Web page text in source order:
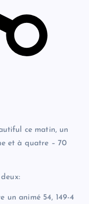
ce matin, un
et à quatre – 70
un animé 54, 149-4